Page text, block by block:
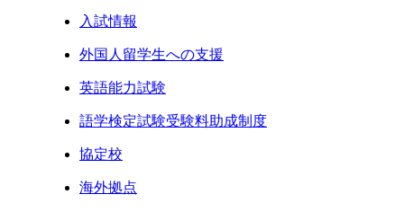
入試情報
外国人留学生への支援
英語能力試験
語学検定試験受験料助成制度
協定校
海外拠点